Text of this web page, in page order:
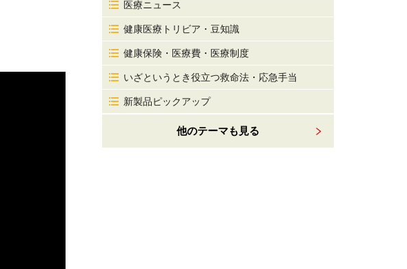
医療ニュース
健康医療トリビア・豆知識
健康保険・医療費・医療制度
いざというとき役立つ救命法・応急手当
新製品ピックアップ
他のテーマも見る